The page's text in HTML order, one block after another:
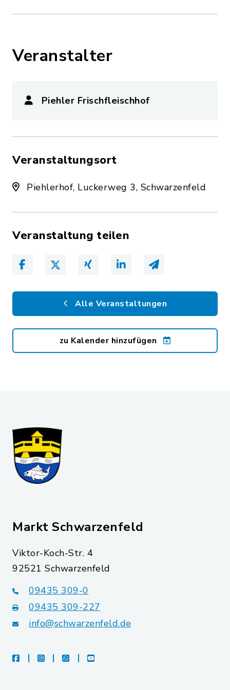
Veranstalter
Piehler Frischfleischhof
Veranstaltungsort
Piehlerhof, Luckerweg 3, Schwarzenfeld
Veranstaltung teilen
Alle Veranstaltungen
zu Kalender hinzufügen
Markt Schwarzenfeld
Viktor-Koch-Str. 4
92521 Schwarzenfeld
09435 309-0
09435 309-227
info@schwarzenfeld.de
facebookinstagramwhatsappyoutube